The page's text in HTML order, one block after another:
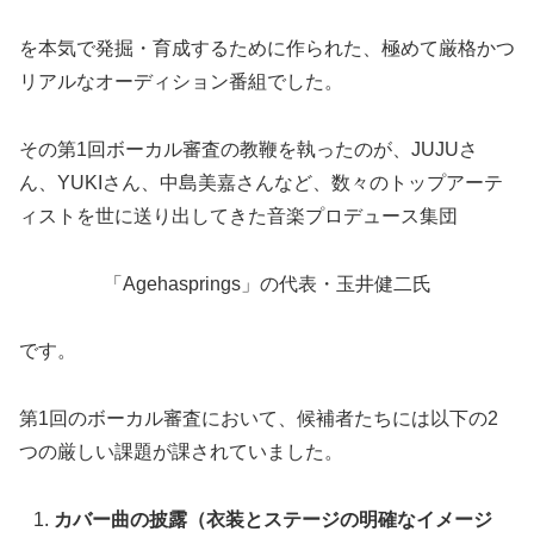
を本気で発掘・育成するために作られた、極めて厳格かつ
リアルなオーディション番組でした。
その第1回ボーカル審査の教鞭を執ったのが、JUJUさ
ん、YUKIさん、中島美嘉さんなど、数々のトップアーテ
ィストを世に送り出してきた音楽プロデュース集団
「Agehasprings」の代表・玉井健二氏
です。
第1回のボーカル審査において、候補者たちには以下の2
つの厳しい課題が課されていました。
カバー曲の披露（衣装とステージの明確なイメージ